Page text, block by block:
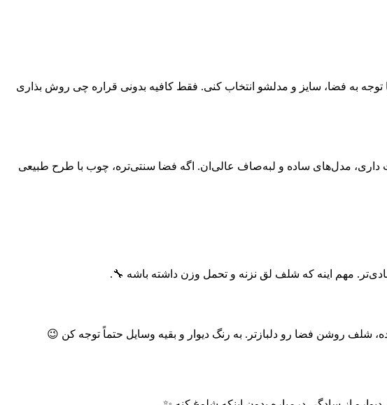
به فضا، سایز و مدلشو انتخاب کنی. فقط کافیه بدونی قراره چی روش بذاری
داری، مدل‌های ساده و لبه‌صاف عالی‌ان. اگه فضا سنتی‌تره، چوب با طرح طبیعی
روشن فضا رو دلبازتر. به رنگ دیوار و بقیه وسایل حتماً توجه کن 😉